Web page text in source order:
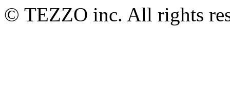
© TEZZO inc. All rights